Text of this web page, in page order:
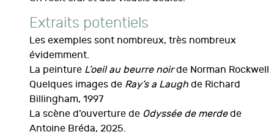
Extraits potentiels
Les exemples sont nombreux, très nombreux
évidemment.
La peinture L’oeil au beurre noirde Norman Rockwell
Quelques images de Ray’s a Laugh de Richard
Billingham, 1997
La scène d’ouverture de Odyssée de merdede
Antoine Bréda, 2025.